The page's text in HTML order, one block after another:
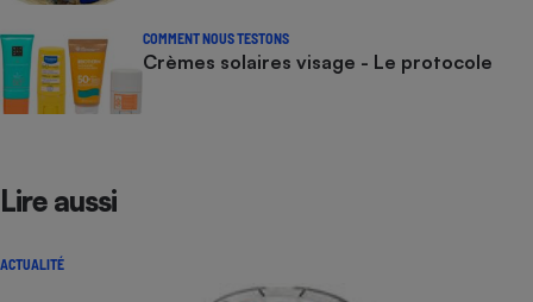
COMMENT NOUS TESTONS
Crèmes solaires visage - Le protocole
Lire aussi
ACTUALITÉ